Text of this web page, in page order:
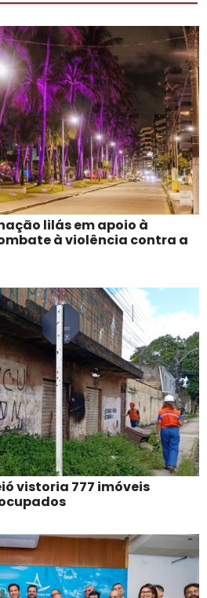
lilás em apoio à
à violência contra a
vistoria 777 imóveis